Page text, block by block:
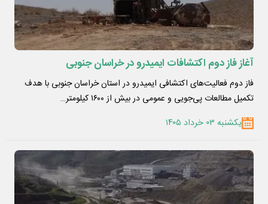
آغاز فاز دوم اکتشافات ایمیدرو در خراسان جنوبی
فاز دوم فعالیت‌های اکتشافی ایمیدرو در استان خراسان جنوبی با هدف
تکمیل مطالعات پی‌جویی و عمومی در بیش از ۱۶۰۰ کیلومتر…
یکشنبه ۰۳ خرداد ۱۴۰۵